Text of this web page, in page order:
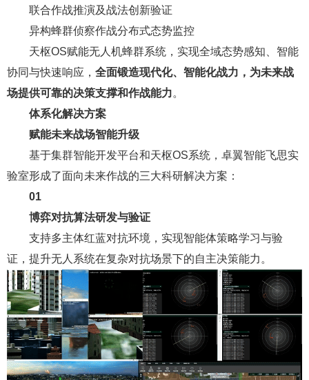
联合作战推演及战法创新验证
异构蜂群侦察作战分布式态势监控
天枢OS赋能无人机蜂群系统，实现全域态势感知、智能
协同与快速响应， 全面锻造现代化、智能化战力，为未来战
场提供可靠的决策支撑和作战能力。
体系化解决方案
赋能未来战场智能升级
基于集群智能开发平台和天枢OS系统，卓翼智能飞思实
验室形成了面向未来作战的三大科研解决方案：
01
博弈对抗算法研发与验证
支持多主体红蓝对抗环境，实现智能体策略学习与验
证，提升无人系统在复杂对抗场景下的自主决策能力。